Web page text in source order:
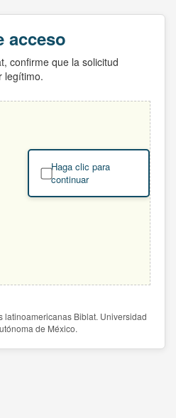
acceso
confirme que la solicitud
legítimo.
Haga clic para
continuar
latinoamericanas Biblat. Universidad
de México.